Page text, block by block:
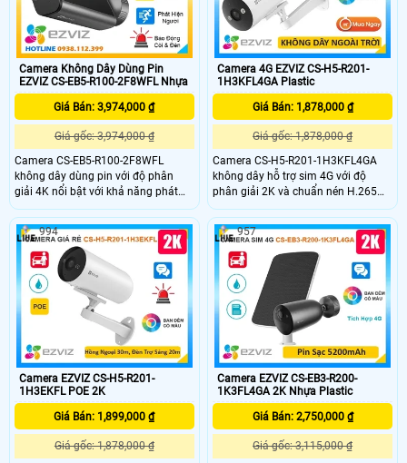
Camera Không Dây Dùng Pin
EZVIZ CS-EB5-R100-2F8WFL Nhựa
Giá Bán: 3,974,000 ₫
Giá gốc: 3,974,000 ₫
Camera CS-EB5-R100-2F8WFL
không dây dùng pin với độ phân
giải 4K nổi bật với khả năng phát
hiện hình dáng người và phương
tiện hỗ trợ đàm thoại 2 chiều
camera còn trang bị còi cảnh báo
và đèn chớp tăng cường an ninh khi
phát hiện sự xâm nhập camera tích
hợp tấm pin năng lượng mặt trời và
pin sạc đạt chuẩn IP65 chống nước
và bụi giúp hoạt động bền bỉ trong
mọi điều kiện thời tiết.
Camera 4G EZVIZ CS-H5-R201-
1H3KFL4GA Plastic
Giá Bán: 1,878,000 ₫
Giá gốc: 1,878,000 ₫
Camera CS-H5-R201-1H3KFL4GA
không dây hỗ trợ sim 4G với độ
phân giải 2K và chuẩn nén H.265
giúp tiết kiệm băng thông camera
có khả năng đàm thoại 2 chiều tầm
nhìn hồng ngoại lên đến 30m và
ánh sáng trắng 20m đảm bảo quan
sát rõ ràng cả ngày lẫn đêm với
chuẩn IP67 camera còn tích hợp
tính năng phát hiện thông minh và
cảnh báo bằng còi và đèn chớp
Camera EZVIZ CS-H5-R201-
1H3EKFL POE 2K
Giá Bán: 1,899,000 ₫
Giá gốc: 1,878,000 ₫
994
Camera EZVIZ CS-EB3-R200-
1K3FL4GA 2K Nhựa Plastic
Giá Bán: 2,750,000 ₫
Giá gốc: 3,115,000 ₫
957